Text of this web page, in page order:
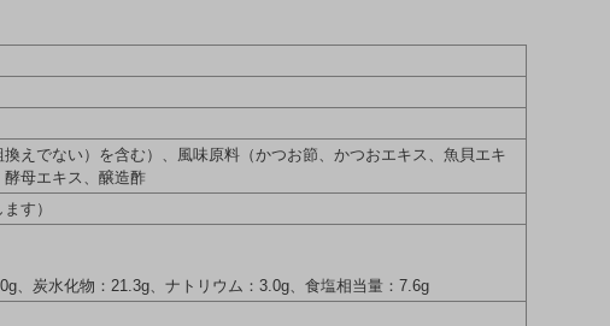
えでない）を含む）、風味原料（かつお節、かつおエキス、魚貝エキ
母エキス、醸造酢
す）
、炭水化物：21.3g、ナトリウム：3.0g、食塩相当量：7.6g